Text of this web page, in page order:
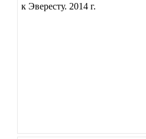
к Эвересту. 2014 г.